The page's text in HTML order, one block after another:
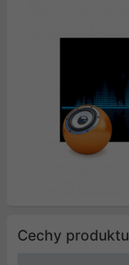
Cechy produktu